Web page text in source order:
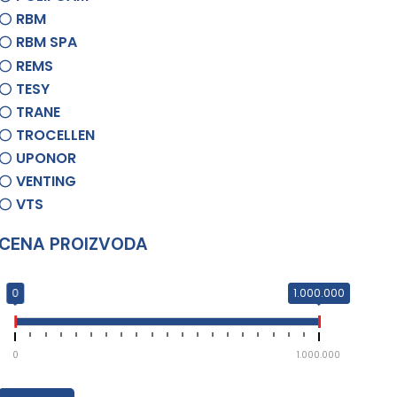
RBM
RBM SPA
REMS
TESY
TRANE
TROCELLEN
UPONOR
VENTING
VTS
CENA PROIZVODA
0 1.000.000
0 1.000.000